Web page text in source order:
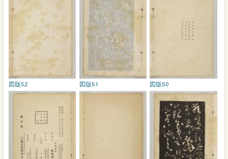
図版50
図版51
図版52